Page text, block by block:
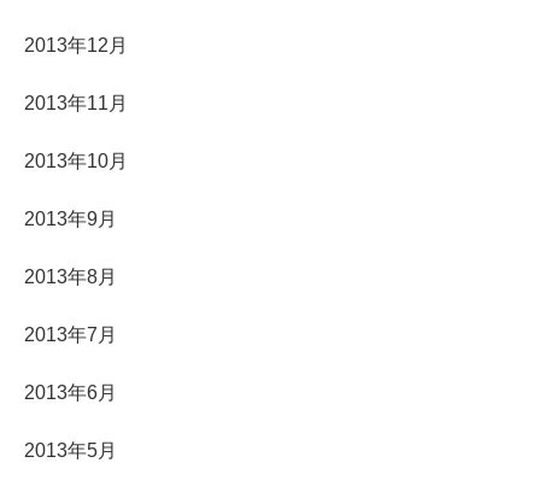
2013年12月
2013年11月
2013年10月
2013年9月
2013年8月
2013年7月
2013年6月
2013年5月